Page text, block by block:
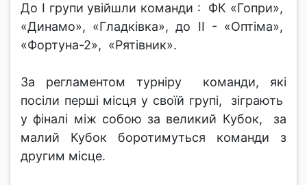
До І групи увійшли команди : ФК «Гопри»,
«Динамо», «Гладківка», до ІІ - «Оптіма»,
«Фортуна-2», «Рятівник».
За регламентом турніру команди, які
посіли перші місця у своїй групі, зіграють
у фіналі між собою за великий Кубок, за
малий Кубок боротимуться команди з
другим місце.